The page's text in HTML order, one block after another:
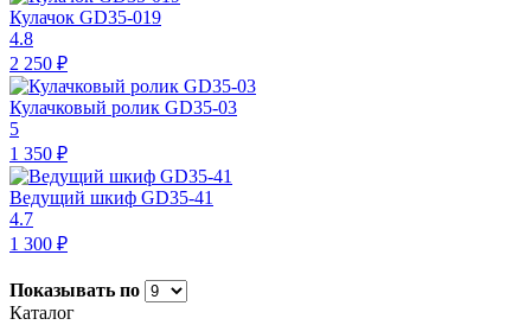
Кулачок GD35-019
4.8
2 250 ₽
Кулачковый ролик GD35-03
5
1 350 ₽
Ведущий шкиф GD35-41
4.7
1 300 ₽
Показывать по
Каталог